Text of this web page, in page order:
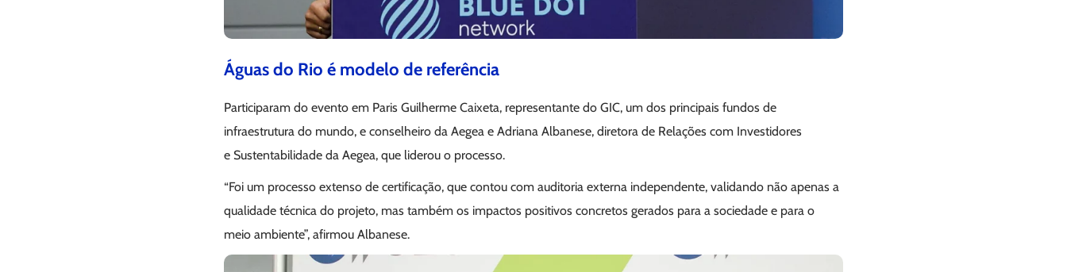
Águas do Rio é modelo de referência
Participaram do evento em Paris Guilherme Caixeta, representante do GIC, um dos principais fundos de
infraestrutura do mundo, e conselheiro da Aegea e Adriana Albanese, diretora de Relações com Investidores
e Sustentabilidade da Aegea, que liderou o processo.
“Foi um processo extenso de certificação, que contou com auditoria externa independente, validando não apenas a
qualidade técnica do projeto, mas também os impactos positivos concretos gerados para a sociedade e para o
meio ambiente”, afirmou Albanese.